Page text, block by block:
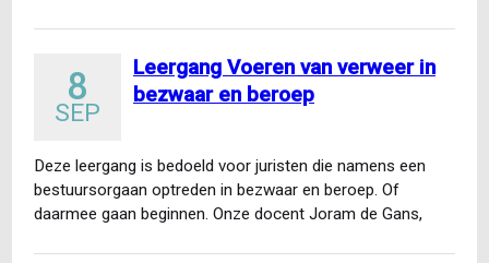
8
SEP
Leergang Voeren van verweer in
bezwaar en beroep
Deze leergang is bedoeld voor juristen die namens een
bestuursorgaan optreden in bezwaar en beroep. Of
daarmee gaan beginnen. Onze docent Joram de Gans,